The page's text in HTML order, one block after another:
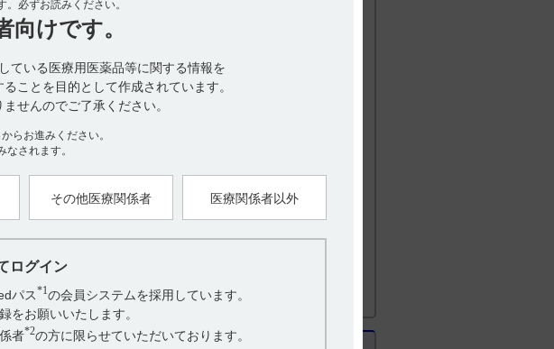
必ずお読みください。
向けです。
ている医療用医薬品等に関する情報を
ことを目的として作成されています。
せんのでご了承ください。
らお進みください。
されます。
その他医療関係者 医療関係者以外
ログイン
パス*1の会員システムを採用しています。
をお願いいたします。
者*2の方に限らせていただいております。
共同303試験］（海外データを含む） （引用2、3、4）
319例）、異常な夢1.6%（5/319例）、傾眠1.3%（4/319例）、
頭痛3.8%（12/314例）、疲労3.2%（10/314例）、10mg群では傾
）、疲労2.5%（8/314例）であった。
例、デエビゴ5mg群13例、10mg群26例に認められ、主な有害事象
的過量投与、食欲亢進、筋痙縮、記憶障害、異常な夢、不安、不
群では傾眠が3例、回転性めまい、上腹部痛、疲労、全身健康状
骨格硬直、頚部痛、変形性関節症、浮動性めまい、頭痛、不眠
夢4例、動悸2例